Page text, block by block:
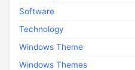
Software
Technology
Windows Theme
Windows Themes